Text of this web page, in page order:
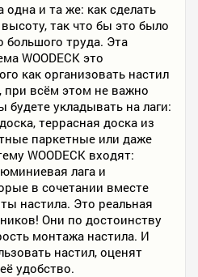
и та же: как сделать
так что бы это было
большого труда. Эта
WOODECK это
как организовать настил
всём этом не важно
укладывать на лаги:
террасная доска из
паркетные или даже
WOODECK входят:
лага и
в сочетании вместе
настила. Это реальная
Они по достоинству
монтажа настила. И
настил, оценят
удобство.